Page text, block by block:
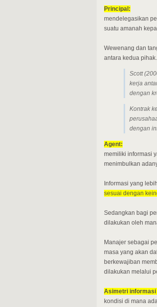
Principal:
mendelegasikan
suatu amanah
Wewenang dan
antara kedua pihak.
Scott
kerja
dengan
Kontrak
dengan
Agent:
memiliki informasi
menimbulkan
Informasi yang
sesuai dengan
Sedangkan bagi
dilakukan oleh
Manajer sebagai
masa yang akan
berkewajiban
dilakukan melalui
Asimetri informasi
kondisi di mana